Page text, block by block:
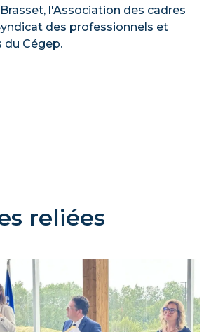
l'Association des cadres
des professionnels et
du Cégep.
reliées